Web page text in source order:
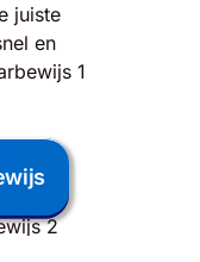
juiste
en
1